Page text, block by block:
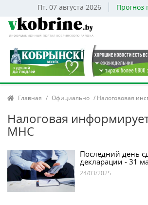
Пт, 07 августа 2026 Прогноз
Главная / Официально / Налогововая
Налоговая
МНС
24/03/2025
Последний день
декларации - 31